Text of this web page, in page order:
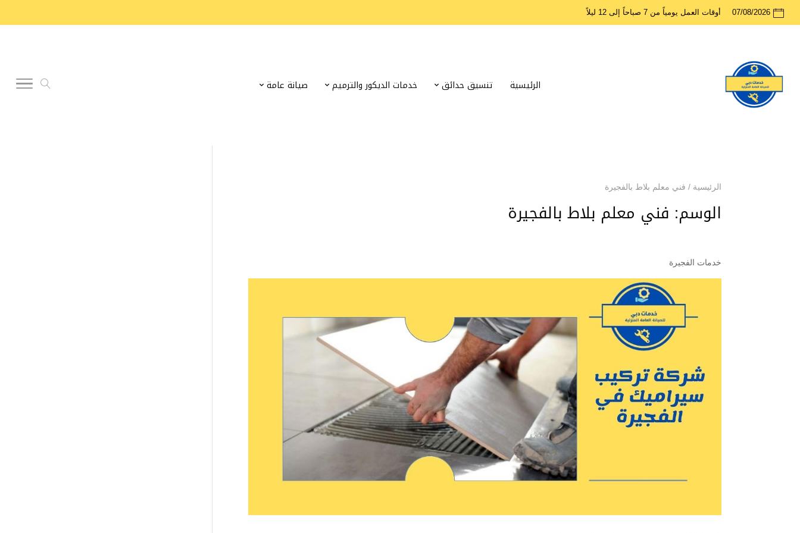
07/08/2026 أوقات العمل يومياً من 7 صباحاً إلى 12 ليلاً
الرئيسية تنسيق حدائق خدمات الديكور والترميم صيانة عامة
الرئيسية / فني معلم بلاط بالفجيرة
الوسم: فني معلم بلاط بالفجيرة
خدمات الفجيرة